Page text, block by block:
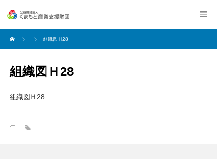
組織図Ｈ28
組織図Ｈ28
組織図Ｈ28